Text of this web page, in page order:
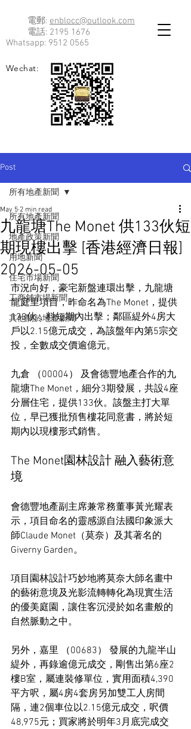
電郵: enblocc@outlook.com
電話: 2195 1676
Whatsapp: 9512 0565
Wechat:
Post
所有地產新聞
地產政策新聞
用地新聞
住宅市場新聞
工商舖市場新聞
其他關於地產新聞
所有地產新聞
九龍塘The Monet 供133伙短
期現樓出擊 [香港經濟日報]
2026-05-05
May 5 2 min read
市況向好，豪宅新盤連環出擊，九龍塘
龍庭里項目，昨命名為The Monet，提供
133伙，料短期內出擊；鄰區緹外4房大
戶以2.15億元成交，為該盤年內第5宗交
投，全數成交價逾億元。
九倉 （00004） 及會德豐地產合作的九
龍塘The Monet，細分3期發展，共設4座
分層住宅，提供133伙。該盤主打大單
位，早已獲批預售樓花同意書，將於短
期內以現樓形式銷售。
The Monet園林設計 融入藝術意
境
會德豐地產副主席兼常務董事黃光耀表
示，項目命名的靈感源自法國印象派大
師Claude Monet（莫奈）及其著名的
Giverny Garden。
項目園林設計巧妙地將莫奈大師名畫中
的藝術意境及光影流轉轉化為現實生活
的優美庭園，讓住客沉浸於如名畫般的
自然脈動之中。
另外，嘉里 （00683） 發展的九龍半山
緹外，再錄逾億元成交，剛售出第6座2
樓B室，屬連裝修單位，實用面積4,390
平方呎，屬4房4套房另加雙工人房間
隔，連2個車位以2.15億元成交，呎價
48,975元；買家將於明年3月底完成交